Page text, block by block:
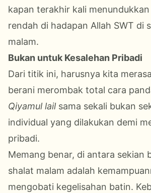
kapan terakhir kali
rendah di hadapan Allah SWT di
malam.
Bukan untuk Kesalehan Pribadi
Dari titik ini, harusnya kita
berani merombak total cara
Qiyamul lailsama sekali bukan
individual yang dilakukan demi
pribadi.
Memang benar, di antara sekian
shalat malam adalah
mengobati kegelisahan batin.